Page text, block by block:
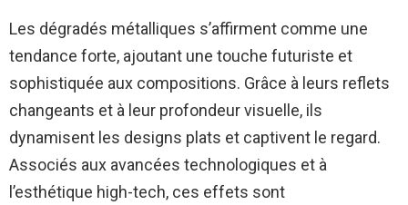
Les dégradés métalliques s’affirment comme une
tendance forte, ajoutant une touche futuriste et
sophistiquée aux compositions. Grâce à leurs reflets
changeants et à leur profondeur visuelle, ils
dynamisent les designs plats et captivent le regard.
Associés aux avancées technologiques et à
l’esthétique high-tech, ces effets sont